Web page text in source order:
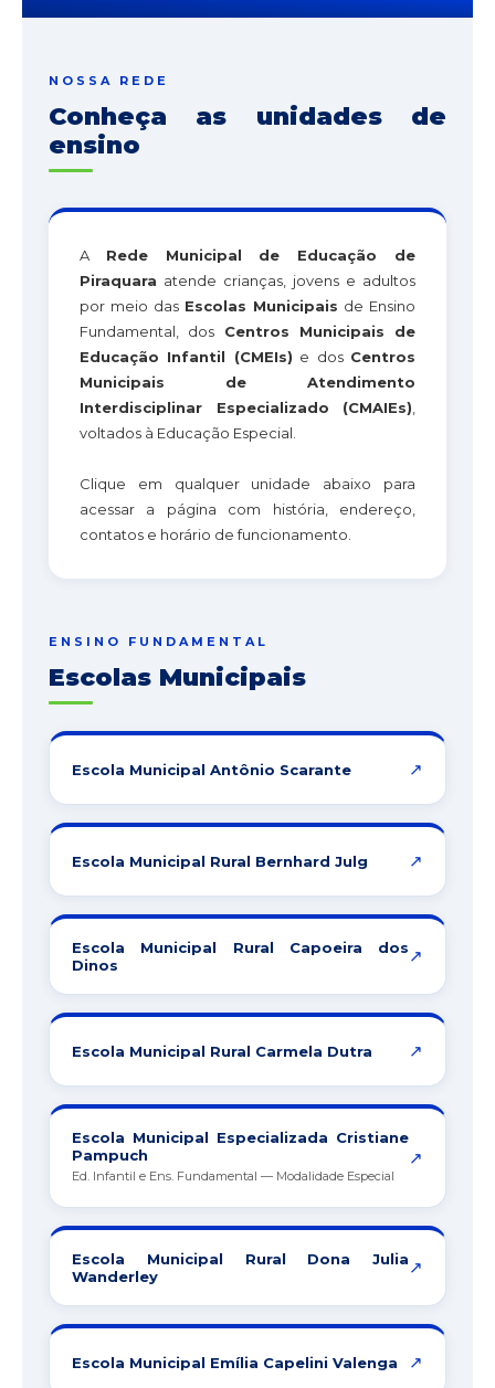
NOSSA REDE
Conheça as unidades de
ensino
A Rede Municipal de Educação de
Piraquara atende crianças, jovens e adultos
por meio das Escolas Municipais de Ensino
Fundamental, dos Centros Municipais de
Educação Infantil (CMEIs) e dos Centros
Municipais de Atendimento
Interdisciplinar Especializado (CMAIEs)
voltados à Educação Especial.
Clique em qualquer unidade abaixo para
acessar a página com história, endereço,
contatos e horário de funcionamento.
ENSINO FUNDAMENTAL
Escolas Municipais
Escola Municipal Antônio Scarante ↗
Escola Municipal Rural Bernhard Julg ↗
Escola Municipal Rural Capoeira dos
Dinos
↗
Escola Municipal Rural Carmela Dutra ↗
Escola Municipal Especializada Cristiane
Pampuch
Ed. Infantil e Ens. Fundamental — Modalidade Especial
↗
Escola Municipal Rural Dona Julia
Wanderley
↗
Escola Municipal Emília Capelini Valenga ↗